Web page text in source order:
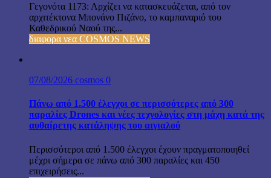
Γεγονότα 1173: Αρχίζει να κατασκευάζεται, από τον
αρχιτέκτονα Μπονάνο Πιζάνο, το καμπαναριό του
Καθεδρικού Ναού της...
διαφορα νεα COSMOS NEWS
07/08/2026 cosmos 0
Πάνω από 1.500 έλεγχοι σε περισσότερες από 300
παραλίες Drones και νέες τεχνολογίες στη μάχη κατά της
αυθαίρετης κατάληψης του αιγιαλού
Περισσότεροι από 1.500 έλεγχοι έχουν πραγματοποιηθεί
μέχρι σήμερα σε πάνω από 300 παραλίες και 450
επιχειρήσεις...